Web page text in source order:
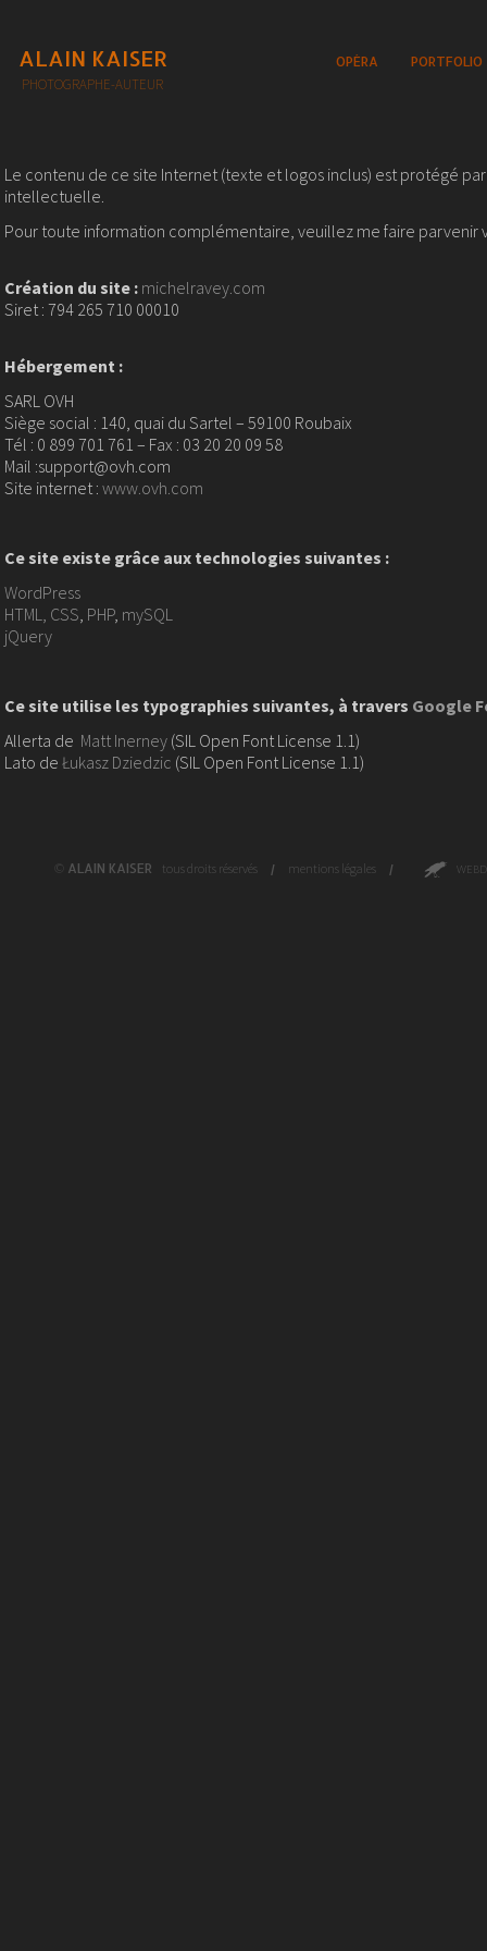
ALAIN KAISER
PHOTOGRAPHE-AUTEUR
PORTFOLIO
OPÉRA
Le contenu de ce site Internet (texte et logos inclus) est protégé
intellectuelle.
Pour toute information complémentaire, veuillez me faire parvenir
Création du site : michelravey.com
Siret : 794 265 710 00010
Hébergement :
SARL OVH
Siège social : 140, quai du Sartel – 59100 Roubaix
Tél : 0 899 701 761 – Fax : 03 20 20 09 58
Mail :support@ovh.com
Site internet : www.ovh.com
Ce site existe grâce aux technologies suivantes :
WordPress
HTML, CSS, PHP, mySQL
jQuery
Ce site utilise les typographies suivantes, à travers Google
Allerta de Matt Inerney (SIL Open Font License 1.1)
Lato de Łukasz Dziedzic (SIL Open Font License 1.1)
© ALAIN KAISER tous droits réservés / mentions légales /